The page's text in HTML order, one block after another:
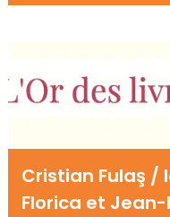
Cristian Fulaş /
Florica et Jean-